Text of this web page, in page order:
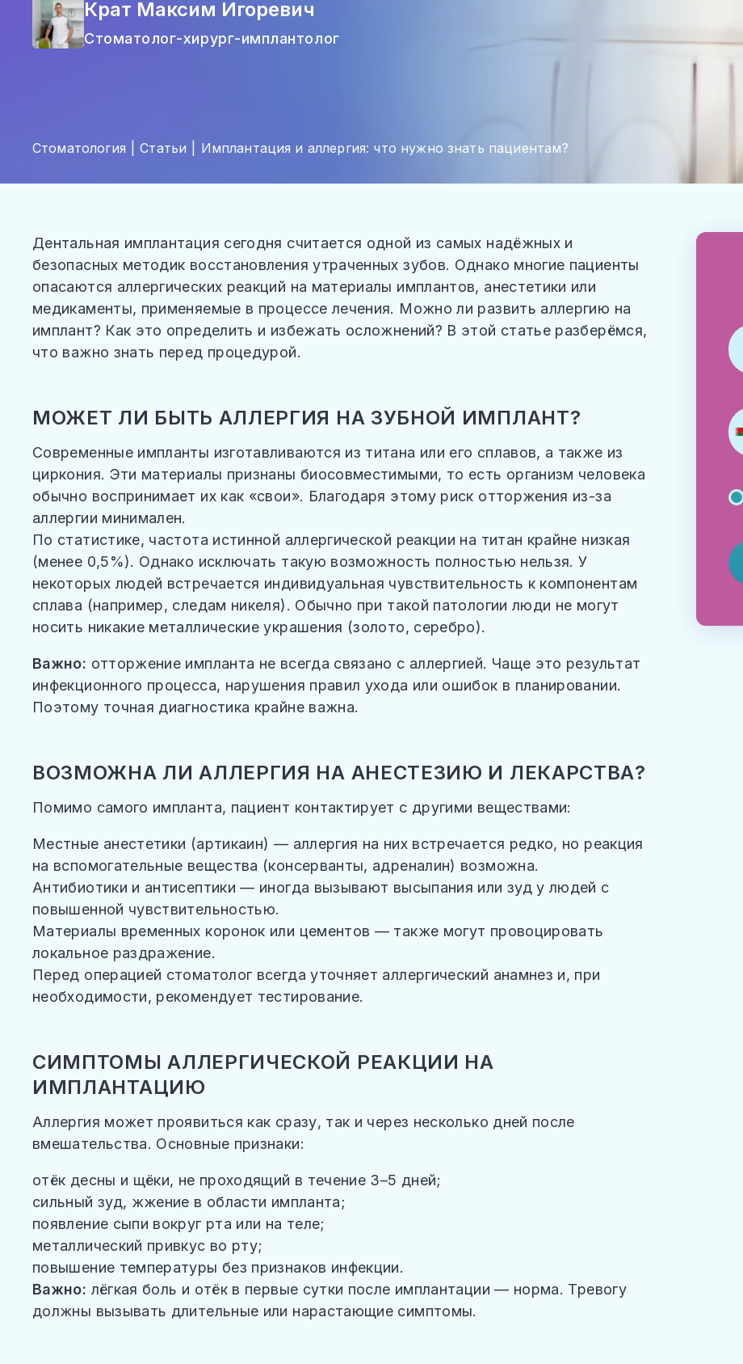
Крат Максим Игоревич
Стоматолог-хирург-имплантолог
Стоматология Статьи Имплантация и аллергия: что нужно знать пациентам?
Дентальная имплантация сегодня считается одной из самых надёжных и
безопасных методик восстановления утраченных зубов. Однако многие пациенты
опасаются аллергических реакций на материалы имплантов, анестетики или
медикаменты, применяемые в процессе лечения. Можно ли развить аллергию на
имплант? Как это определить и избежать осложнений? В этой статье разберёмся,
что важно знать перед процедурой.
МОЖЕТ ЛИ БЫТЬ АЛЛЕРГИЯ НА ЗУБНОЙ ИМПЛАНТ?
Современные импланты изготавливаются из титана или его сплавов, а также из
циркония. Эти материалы признаны биосовместимыми, то есть организм человека
обычно воспринимает их как «свои». Благодаря этому риск отторжения из-за
аллергии минимален.
По статистике, частота истинной аллергической реакции на титан крайне низкая
(менее 0,5%). Однако исключать такую возможность полностью нельзя. У
некоторых людей встречается индивидуальная чувствительность к компонентам
сплава (например, следам никеля). Обычно при такой патологии люди не могут
носить никакие металлические украшения (золото, серебро).
Важно: отторжение импланта не всегда связано с аллергией. Чаще это результат
инфекционного процесса, нарушения правил ухода или ошибок в планировании.
Поэтому точная диагностика крайне важна.
ВОЗМОЖНА ЛИ АЛЛЕРГИЯ НА АНЕСТЕЗИЮ И ЛЕКАРСТВА?
Помимо самого импланта, пациент контактирует с другими веществами:
Местные анестетики (артикаин) — аллергия на них встречается редко, но реакция
на вспомогательные вещества (консерванты, адреналин) возможна.
Антибиотики и антисептики — иногда вызывают высыпания или зуд у людей с
повышенной чувствительностью.
Материалы временных коронок или цементов — также могут провоцировать
локальное раздражение.
Перед операцией стоматолог всегда уточняет аллергический анамнез и, при
необходимости, рекомендует тестирование.
СИМПТОМЫ АЛЛЕРГИЧЕСКОЙ РЕАКЦИИ НА
ИМПЛАНТАЦИЮ
Аллергия может проявиться как сразу, так и через несколько дней после
вмешательства. Основные признаки:
отёк десны и щёки, не проходящий в течение 3–5 дней;
сильный зуд, жжение в области импланта;
появление сыпи вокруг рта или на теле;
металлический привкус во рту;
повышение температуры без признаков инфекции.
Важно: лёгкая боль и отёк в первые сутки после имплантации — норма. Тревогу
должны вызывать длительные или нарастающие симптомы.
ВОПРОСЫ И ОТВЕТЫ